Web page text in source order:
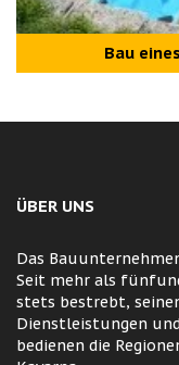
Bau
ÜBER UNS
Das
Seit mehr als
stets bestrebt,
Dienstleistungen
bedienen die